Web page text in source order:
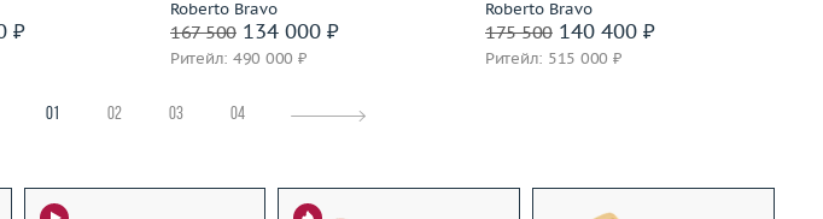
₽
Roberto Bravo
167 500134 000 ₽
Ритейл: 490 000 ₽
Roberto Bravo
175 500140 400 ₽
Ритейл: 515 000 ₽
01 02 03 04